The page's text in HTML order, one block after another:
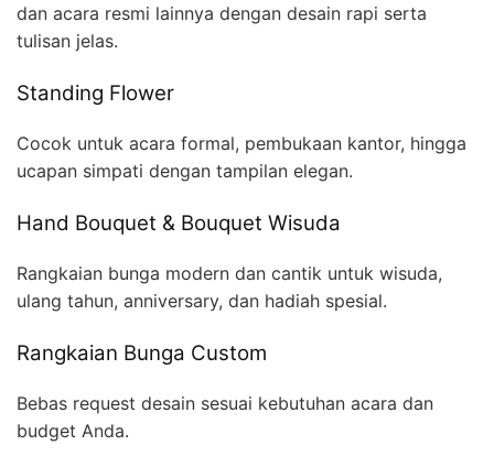
dan acara resmi lainnya dengan desain rapi serta
tulisan jelas.
Standing Flower
Cocok untuk acara formal, pembukaan kantor, hingga
ucapan simpati dengan tampilan elegan.
Hand Bouquet & Bouquet Wisuda
Rangkaian bunga modern dan cantik untuk wisuda,
ulang tahun, anniversary, dan hadiah spesial.
Rangkaian Bunga Custom
Bebas request desain sesuai kebutuhan acara dan
budget Anda.